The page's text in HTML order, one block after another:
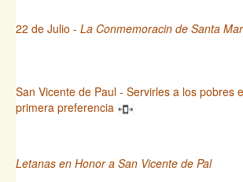
22 de Julio - La Conmemoracin de Santa
San Vicente de Paul - Servirles a los pobres
primera preferencia
Letanas en Honor a San Vicente de Pal